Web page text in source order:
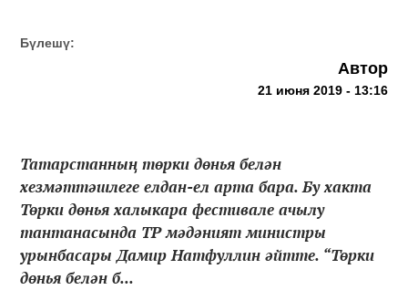
Бүлешү:
Автор
21 июня 2019 - 13:16
Татарстанның төрки дөнья белән
хезмәттәшлеге елдан-ел арта бара. Бу хакта
Төрки дөнья халыкара фестивале ачылу
тантанасында ТР мәдәният министры
урынбасары Дамир Натфуллин әйтте. “Төрки
дөнья белән б...